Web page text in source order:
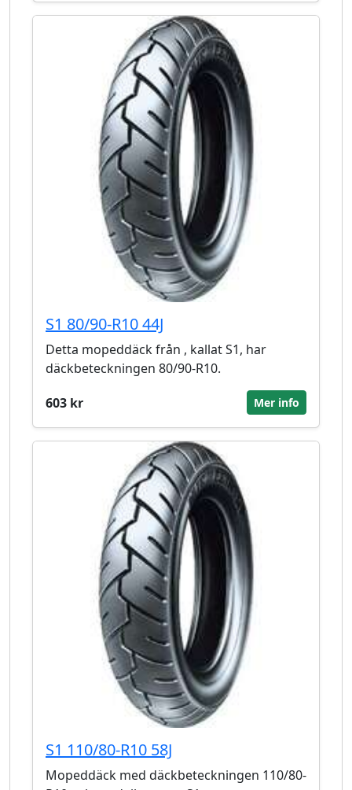
S1 80/90-R10 44J
Detta mopeddäck från , kallat S1, har
däckbeteckningen 80/90-R10.
603 kr
Mer info
S1 110/80-R10 58J
Mopeddäck med däckbeteckningen 110/80-